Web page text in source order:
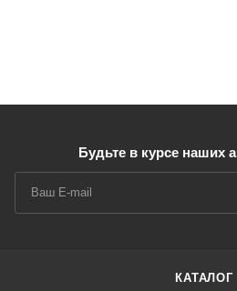
Будьте в курсе наших
КАТАЛОГ